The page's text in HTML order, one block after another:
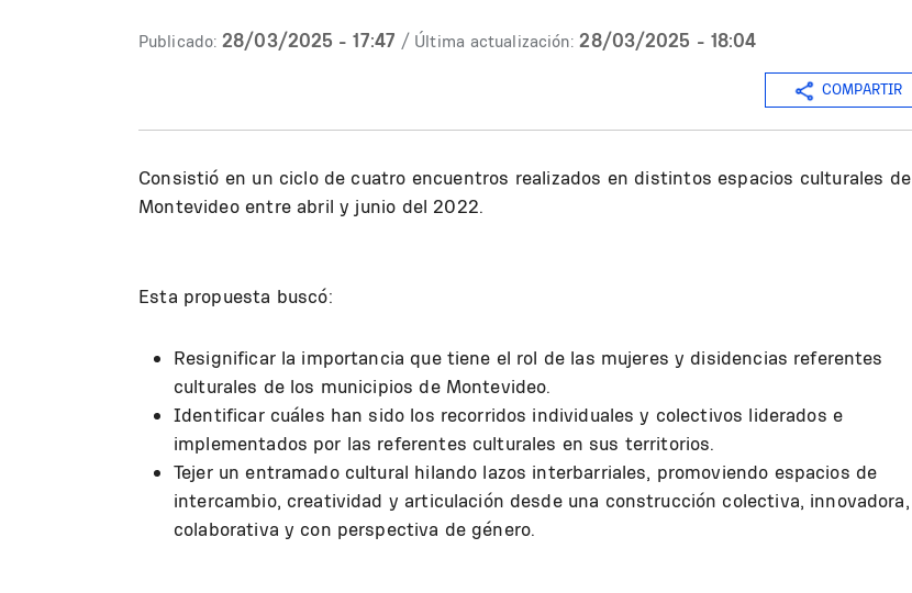
Publicado: 28/03/2025 - 17:47 / Última actualización: 28/03/2025 - 18:04
COMPARTIR
Consistió en un ciclo de cuatro encuentros realizados en distintos espacios culturales de
Montevideo entre abril y junio del 2022.
Esta propuesta buscó:
Resignificar la importancia que tiene el rol de las mujeres y disidencias referentes
culturales de los municipios de Montevideo.
Identificar cuáles han sido los recorridos individuales y colectivos liderados e
implementados por las referentes culturales en sus territorios.
Tejer un entramado cultural hilando lazos interbarriales, promoviendo espacios de
intercambio, creatividad y articulación desde una construcción colectiva, innovadora,
colaborativa y con perspectiva de género.